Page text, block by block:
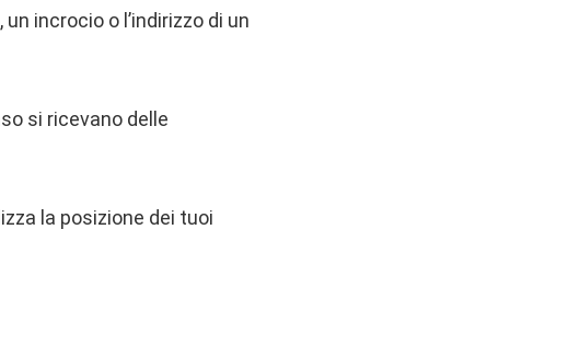
incrocio o l’indirizzo di un
si ricevano delle
la posizione dei tuoi